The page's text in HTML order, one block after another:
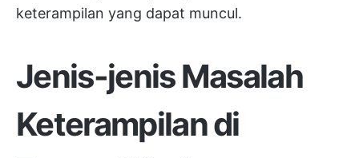
keterampilan yang dapat muncul.
Jenis-jenis Masalah
Keterampilan di